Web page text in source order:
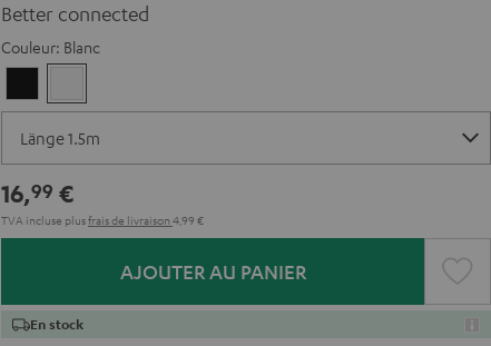
Better connected
Couleur: Blanc
16,99 €
TVA incluse plusfrais de livraison 4,99 €
AJOUTER AU PANIER
En stock